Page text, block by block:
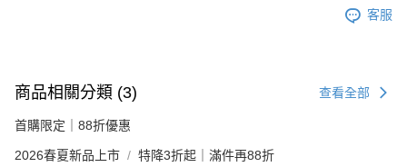
客服
商品相關分類 (3) 查看全部
首購限定｜88折優惠
2026春夏新品上市 特降3折起｜滿件再88折